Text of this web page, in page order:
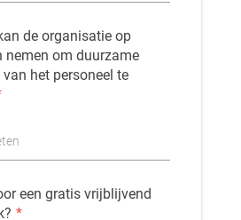
de organisatie op
nemen om duurzame
het personeel te
een gratis vrijblijvend
*